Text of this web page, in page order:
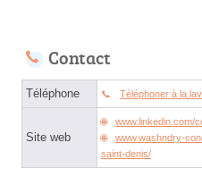
Contact
Téléphone Téléphoner à la
Site web
www.linkedin.com/
www.washndry-
saint-denis/